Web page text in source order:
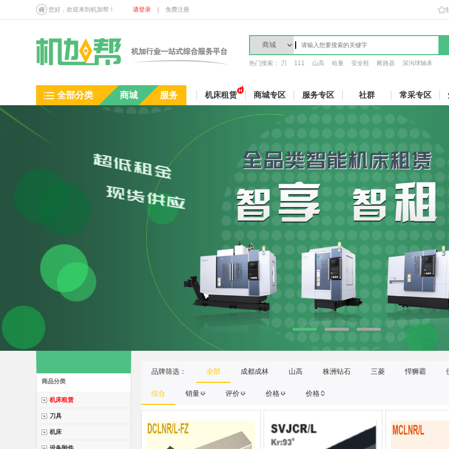
您好，欢迎来到机加帮！ 请登录 免费注册
热门搜索： 刀 111 山高 哈量 安全鞋 断路器 深沟球轴承
全部分类 商城 服务 机床租赁 商城专区 服务专区 社群 常采专区
商品分类
机床租赁
刀具
机床
品牌筛选： 全部 成都成林 山高 株洲钻石 三菱 悍狮霸
综合 销量 评价 价格 价格